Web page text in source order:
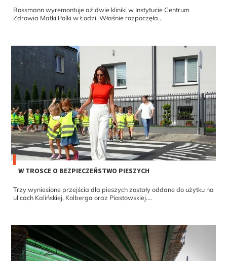
Rossmann wyremontuje aż dwie kliniki w Instytucie Centrum
Zdrowia Matki Polki w Łodzi. Właśnie rozpoczęła...
W TROSCE O BEZPIECZEŃSTWO PIESZYCH
Trzy wyniesione przejścia dla pieszych zostały oddane do użytku na
ulicach Kalińskiej, Kolberga oraz Piastowskiej....